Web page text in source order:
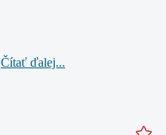
Čítať ďalej...